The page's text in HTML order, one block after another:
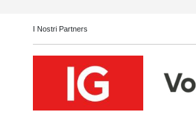
I Nostri Partners